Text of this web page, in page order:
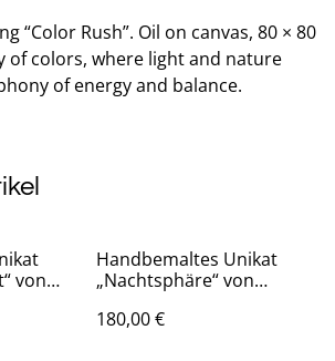
“Color Rush”. Oil on canvas, 80 × 80
of colors, where light and nature
of energy and balance.
von
Handbemaltes Unikat
„Nachtsphäre“ von
Fragment 801 aus „Das
180,00 €